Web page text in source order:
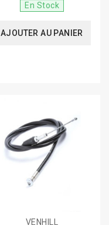
En Stock
AJOUTER AU PANIER
VENHILL